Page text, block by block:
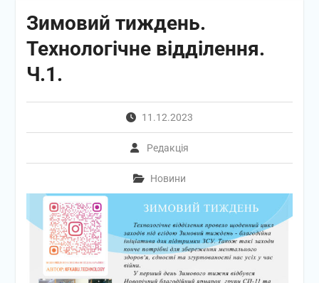
Зимовий тиждень.
Технологічне відділення.
Ч.1.
11.12.2023
Редакція
Новини